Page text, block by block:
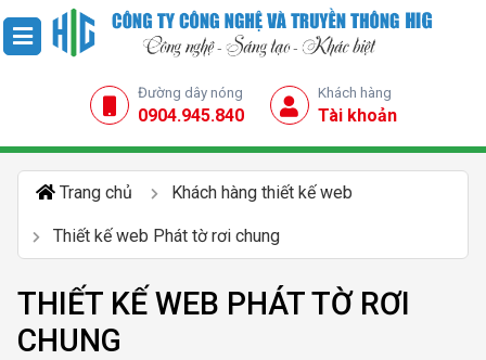
Đường dây nóng
0904.945.840
Khách hàng
Tài khoản
Trang chủ Khách hàng thiết kế web
Thiết kế web Phát tờ rơi chung
THIẾT KẾ WEB PHÁT TỜ RƠI
CHUNG